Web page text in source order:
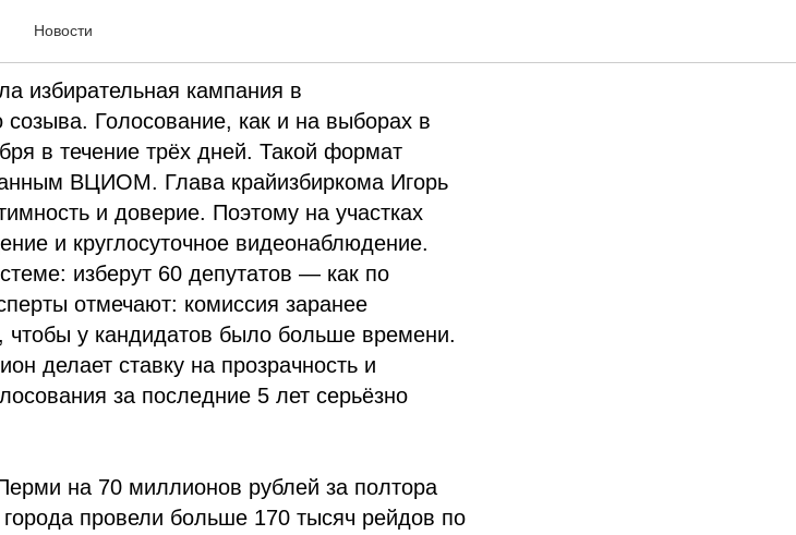
Новости2026
избирательная кампания в
Голосование, как и на выборах в
в течение трёх дней. Такой формат
ВЦИОМ. Глава крайизбиркома Игорь
и доверие. Поэтому на участках
и круглосуточное видеонаблюдение.
изберут 60 депутатов — как по
отмечают: комиссия заранее
у кандидатов было больше времени.
делает ставку на прозрачность и
за последние 5 лет серьёзно
на 70 миллионов рублей за полтора
провели больше 170 тысяч рейдов по